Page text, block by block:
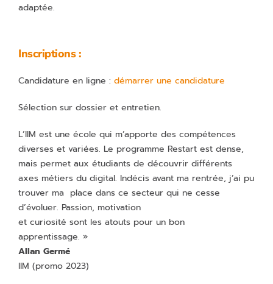
adaptée.
Inscriptions :
Candidature en ligne : démarrer une candidature
Sélection sur dossier et entretien.
L’IIM est une école qui m’apporte des compétences
diverses et variées. Le programme Restart est dense,
mais permet aux étudiants de découvrir différents
axes métiers du digital. Indécis avant ma rentrée, j’ai pu
trouver ma place dans ce secteur qui ne cesse
d’évoluer. Passion, motivation
et curiosité sont les atouts pour un bon
apprentissage. »
Allan Germé
IIM (promo 2023)